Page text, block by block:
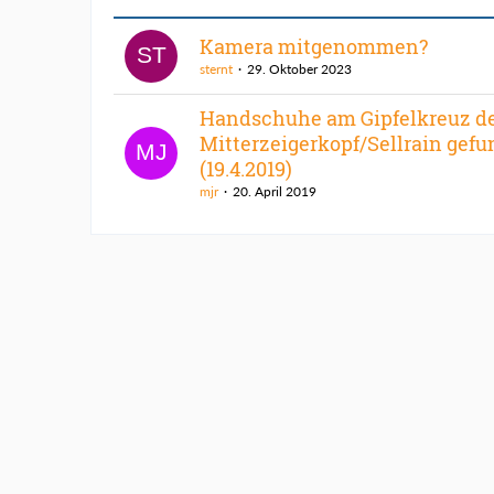
Kamera mitgenommen?
sternt 29. Oktober 2023
Handschuhe am Gipfelkreuz
Mitterzeigerkopf/Sellrain
(19.4.2019)
mjr 20. April 2019